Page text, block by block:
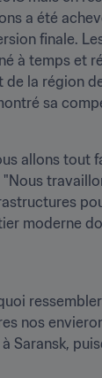
a été
finale.
à temps et
la région
sa
allons tout
moderne
nos
Saransk,